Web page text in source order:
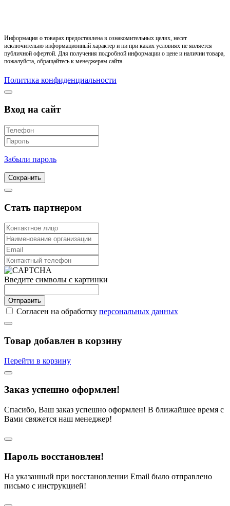
Информация о товарах предоставлена в ознакомительных целях, несет
исключительно информационный характер и ни при каких условиях не является
публичной офертой. Для получения подробной информации о цене и наличии товара,
пожалуйста, обращайтесь к менеджерам сайта.
Политика конфиденциальности
Вход на сайт
Забыли пароль
Сохранить
Стать партнером
Введите символы с картинки
Отправить
Согласен на обработку персональных данных
Товар добавлен в корзину
Перейти в корзину
Заказ успешно оформлен!
Спасибо, Ваш заказ успешно оформлен! В ближайшее время с
Вами свяжется наш менеджер!
Пароль восстановлен!
На указанный при восстановлении Email было отправлено
письмо с инструкцией!